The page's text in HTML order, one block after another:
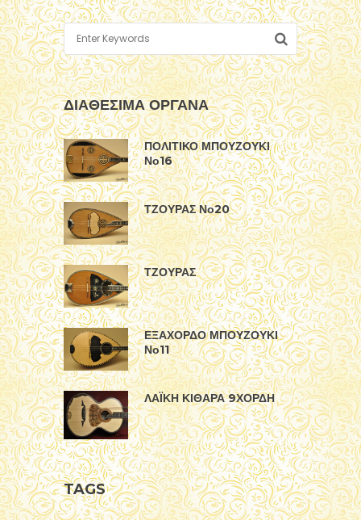
ΔΙΑΘΕΣΙΜΑ ΟΡΓΑΝΑ
ΠΟΛΙΤΙΚΟ ΜΠΟΥΖΟΥΚΙ
Νο16
ΤΖΟΥΡΑΣ Νο20
ΤΖΟΥΡΑΣ
ΕΞΑΧΟΡΔΟ ΜΠΟΥΖΟΥΚΙ
Νο11
ΛΑΪΚΗ ΚΙΘΑΡΑ 9ΧΟΡΔΗ
TAGS